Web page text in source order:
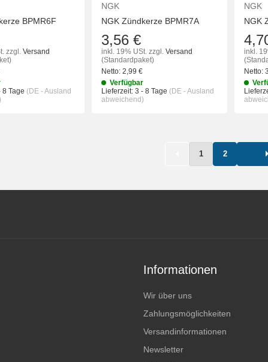
BPMR6F
zzgl. Versand
8 Tage (DE - Ausland
NGK
NGK Zündkerze BPMR7A
3,56 €
inkl. 19% USt. zzgl. Versand
(Standardpaket)
Netto: 2,99 €
Verfügbar
Lieferzeit: 3 - 8 Tage (DE - Ausland
abweichend)
IN DEN
NGK
NGK
inkl.
Netto:
1 2
Informationen
Wir über uns
Zahlungsmöglichkeiten
Versandinformationen
Newsletter